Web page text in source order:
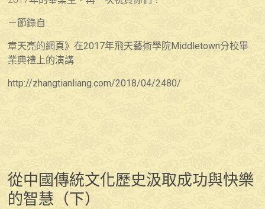
－節錄自
章天亮的網頁》在2017年飛天藝術學院Middletown分校畢
業典禮上的演講
http://zhangtianliang.com/2018/04/2480/
從中國傳統文化歷史汲取成功與快樂
的智慧（下）